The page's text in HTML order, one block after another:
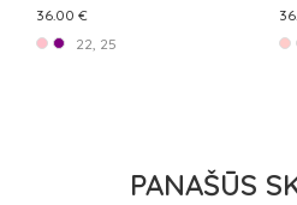
36.00 €
22, 25
PANAŠŪS